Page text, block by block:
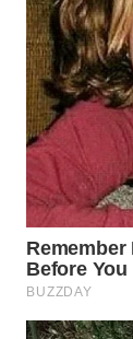
WN
MAJALENGKA
WN
SUBANG
WN
SUKABUMI
WN
PURWAKARTA